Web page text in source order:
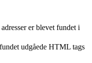
er blevet fundet i
udgåede HTML tags